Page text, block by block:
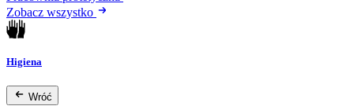
Zobacz wszystko
Higiena
Wróć